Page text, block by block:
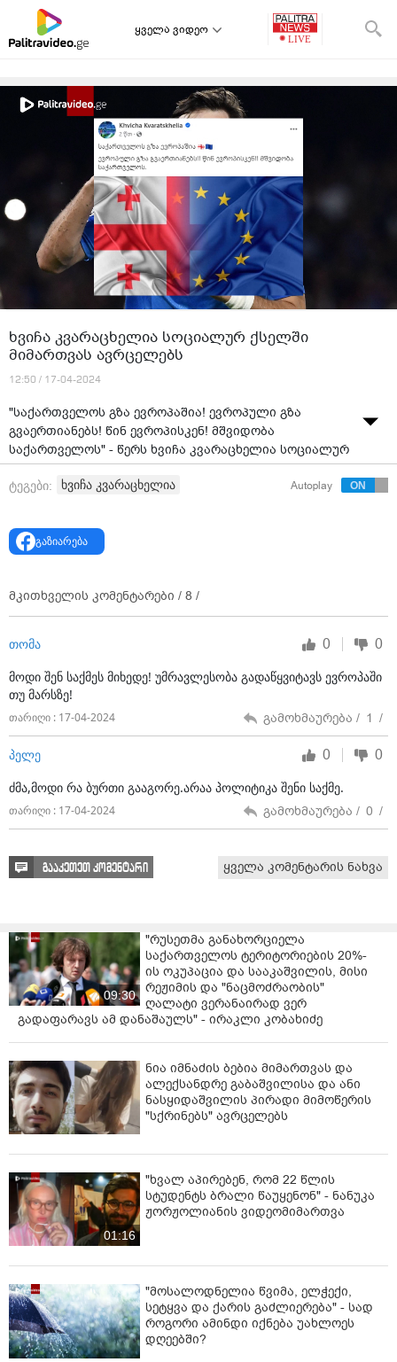
ყველა ვიდეო
ხვიჩა კვარაცხელია სოციალურ ქსელში
მიმართვას ავრცელებს
12:50 / 17-04-2024
"საქართველოს გზა ევროპაშია! ევროპული გზა
გვაერთიანებს! წინ ევროპისკენ! მშვიდობა
საქართველოს" - წერს ხვიჩა კვარაცხელია სოციალურ
ქსელში.
ტეგები: ხვიჩა კვარაცხელია Autoplay
გაზიარება
მკითხველის კომენტარები / 8 /
თომა 0 0
მოდი შენ საქმეს მიხედე! უმრავლესობა გადაწყვიტავს ევროპაში
თუ მარსზე!
თარიღი : 17-04-2024 გამოხმაურება / 1 /
პელე 0 0
ძმა,მოდი რა ბურთი გააგორე.არაა პოლიტიკა შენი საქმე.
თარიღი : 17-04-2024 გამოხმაურება / 0 /
გააკეთეთ კომენტარი ყველა კომენტარის ნახვა
09:30
"რუსეთმა განახორციელა
საქართველოს ტერიტორიების 20%-
ის ოკუპაცია და სააკაშვილის, მისი
რეჟიმის და "ნაცმოძრაობის"
ღალატი ვერანაირად ვერ
გადაფარავს ამ დანაშაულს" - ირაკლი კობახიძე
ნია იმნაძის ბებია მიმართვას და
ალექსანდრე გაბაშვილისა და ანი
ნასყიდაშვილის პირადი მიმოწერის
"სქრინებს" ავრცელებს
01:16
"ხვალ აპირებენ, რომ 22 წლის
სტუდენტს ბრალი წაუყენონ" - ნანუკა
ჟორჟოლიანის ვიდეომიმართვა
"მოსალოდნელია წვიმა, ელჭექი,
სეტყვა და ქარის გაძლიერება" - სად
როგორი ამინდი იქნება უახლოეს
დღეებში?